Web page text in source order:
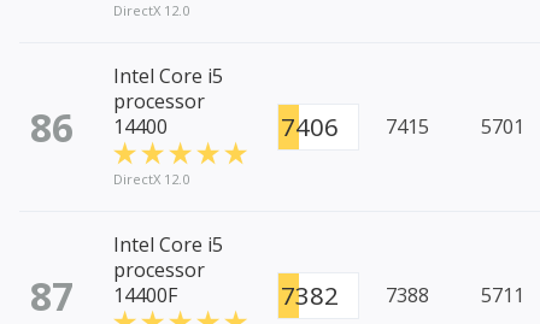
DirectX 12.0
86
Intel Core i5
processor
14400
DirectX 12.0
7406 7415 5701
87
Intel Core i5
processor
14400F
7382 7388 5711